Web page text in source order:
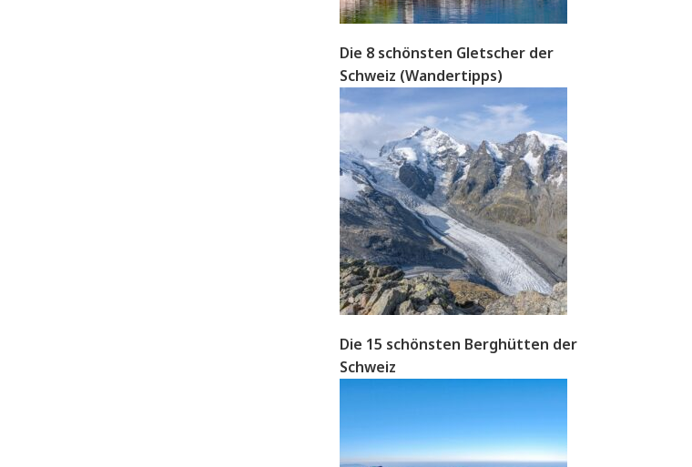
Die 8 schönsten Gletscher der
Schweiz (Wandertipps)
Die 15 schönsten Berghütten der
Schweiz